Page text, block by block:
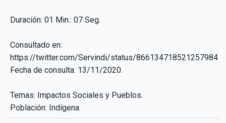
Duración: 01 Min.: 07 Seg.
Consultado en:
https://twitter.com/Servindi/status/866134718521257984
Fecha de consulta: 13/11/2020.
Temas: Impactos Sociales y Pueblos.
Población: Indígena.